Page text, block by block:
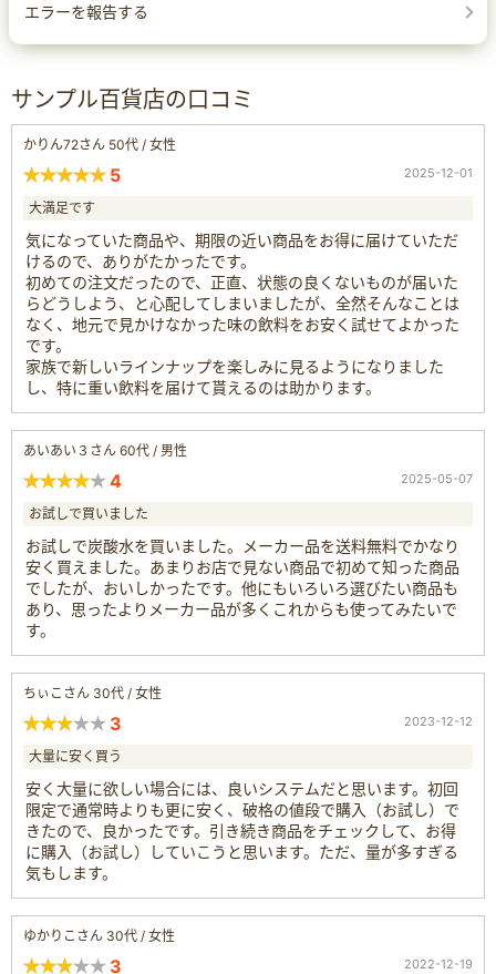
エラーを報告する
サンプル百貨店の口コミ
かりん72さん 50代 / 女性
5 2025-12-01
大満足です
気になっていた商品や、期限の近い商品をお得に届けていただ
けるので、ありがたかったです。
初めての注文だったので、正直、状態の良くないものが届いた
らどうしよう、と心配してしまいましたが、全然そんなことは
なく、地元で見かけなかった味の飲料をお安く試せてよかった
です。
家族で新しいラインナップを楽しみに見るようになりました
し、特に重い飲料を届けて貰えるのは助かります。
あいあい３さん 60代 / 男性
4 2025-05-07
お試しで買いました
お試しで炭酸水を買いました。メーカー品を送料無料でかなり
安く買えました。あまりお店で見ない商品で初めて知った商品
でしたが、おいしかったです。他にもいろいろ選びたい商品も
あり、思ったよりメーカー品が多くこれからも使ってみたいで
す。
ちぃこさん 30代 / 女性
3 2023-12-12
大量に安く買う
安く大量に欲しい場合には、良いシステムだと思います。初回
限定で通常時よりも更に安く、破格の値段で購入（お試し）で
きたので、良かったです。引き続き商品をチェックして、お得
に購入（お試し）していこうと思います。ただ、量が多すぎる
気もします。
ゆかりこさん 30代 / 女性
3 2022-12-19